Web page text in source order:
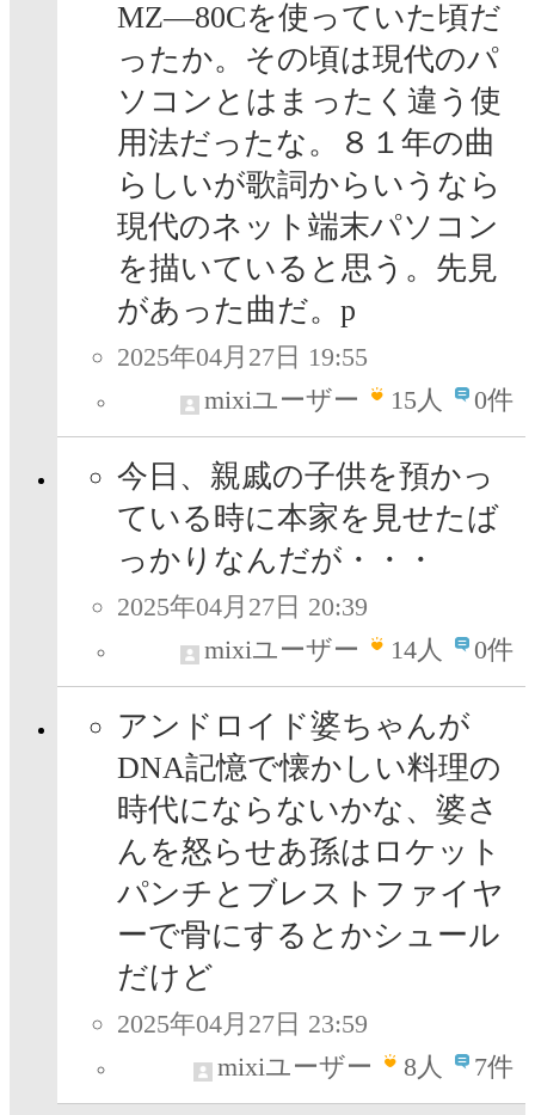
MZ―80Cを使っていた頃だ
ったか。その頃は現代のパ
ソコンとはまったく違う使
用法だったな。８１年の曲
らしいが歌詞からいうなら
現代のネット端末パソコン
を描いていると思う。先見
があった曲だ。p
2025年04月27日 19:55
mixiユーザー
15人 0件
今日、親戚の子供を預かっ
ている時に本家を見せたば
っかりなんだが・・・
2025年04月27日 20:39
mixiユーザー
14人 0件
アンドロイド婆ちゃんが
DNA記憶で懐かしい料理の
時代にならないかな、婆さ
んを怒らせあ孫はロケット
パンチとブレストファイヤ
ーで骨にするとかシュール
だけど
2025年04月27日 23:59
mixiユーザー
8人 7件